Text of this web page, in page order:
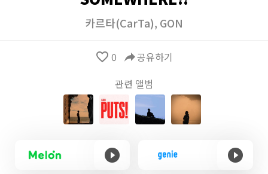
카르타(CarTa), GON
favorite_border 0 reply공유하기
관련 앨범